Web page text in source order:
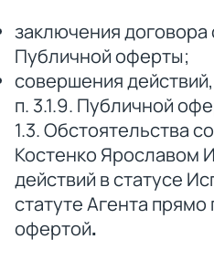
заключения договора
Публичной оферты;
совершения
п. 3.1.9. Публичной
1.3. Обстоятельства
Костенко Ярославом
действий в статусе
статуте Агента
офертой.